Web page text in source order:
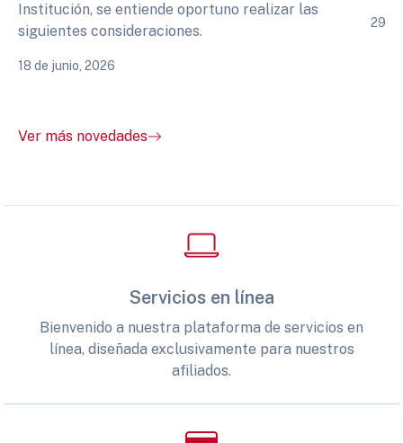
Institución, se entiende oportuno realizar las
siguientes consideraciones.
18 de junio, 2026
29
Ver más novedades
Servicios en línea
Bienvenido a nuestra plataforma de servicios en
línea, diseñada exclusivamente para nuestros
afiliados.